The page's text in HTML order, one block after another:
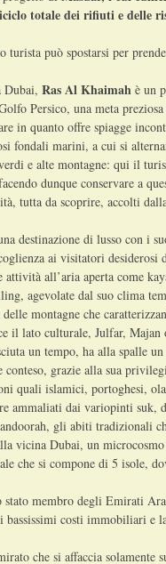
totale dei rifiuti e delle
turista può spostarsi per
Dubai, Ras Al Khaimah è un
Persico, una meta
in quanto offre spiagge
fondali marini, a cui si
e alte montagne: qui il
dunque conservare a
tutta da scoprire, accolti
destinazione di lusso con i
ai visitatori desiderosi
all’aria aperta come
agevolate dal suo clima
montagne che
il lato culturale, Julfar, Majan
un tempo, ha alla spalle
conteso, grazie alla sua
quali islamici, portoghesi,
ammaliati dai variopinti suk,
gli abiti tradizionali
vicina Dubai, un
che si compone di 5 isole,
membro degli Emirati
costi immobiliari e
che si affaccia solamente